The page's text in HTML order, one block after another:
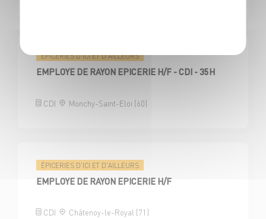
ÉPICERIES D'ICI ET D'AILLEURS
EMPLOYE DE RAYON EPICERIE H/F - CDI - 35H
CDI Monchy-Saint-Eloi (60)
ÉPICERIES D'ICI ET D'AILLEURS
EMPLOYE DE RAYON EPICERIE H/F
CDI Châtenoy-le-Royal (71)